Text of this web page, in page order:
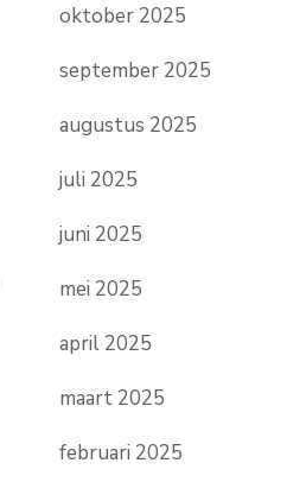
oktober 2025
september 2025
augustus 2025
juli 2025
juni 2025
mei 2025
april 2025
maart 2025
februari 2025